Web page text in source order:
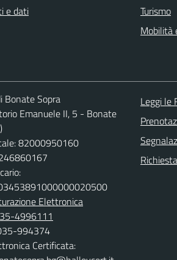
e dati
Turismo
Mobilità
Bonate Sopra
Emanuele II, 5 - Bonate
82000950160
Elettronica
4996111
994374
Certificata:
Leggi le